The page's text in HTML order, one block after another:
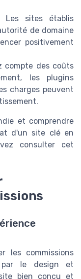
Les sites établis
de domaine
positivement
compte des coûts
les plugins
charges peuvent
et comprendre
d'un site clé en
consulter cet
les commissions
par le design et
bien conçu et